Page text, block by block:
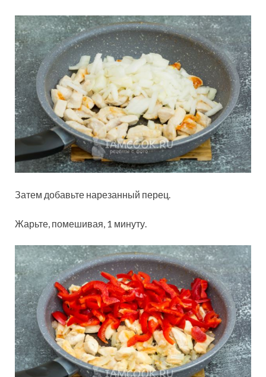
Затем добавьте нарезанный перец.
Жарьте, помешивая, 1 минуту.